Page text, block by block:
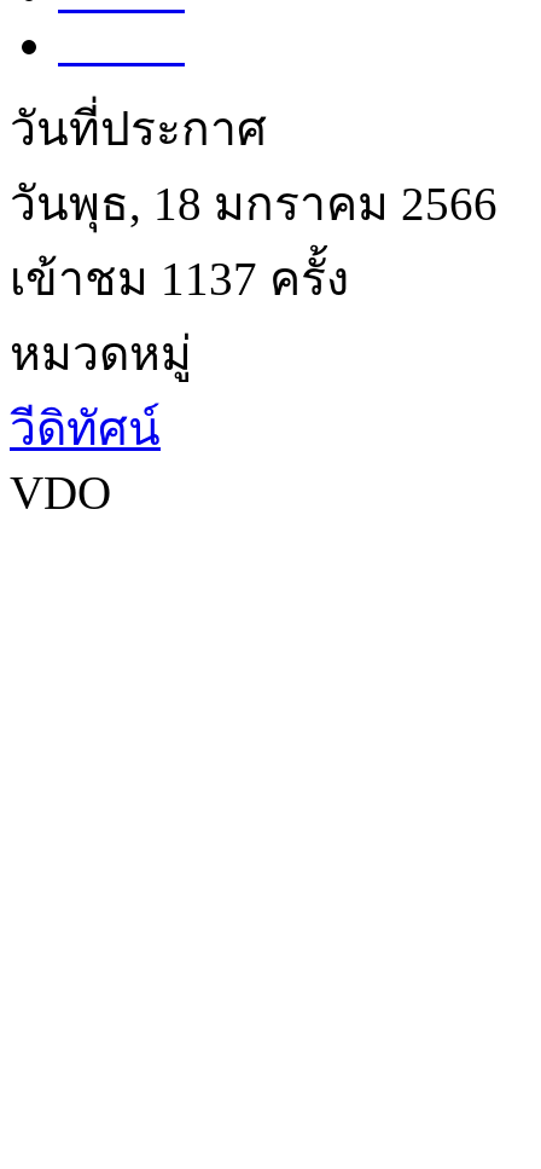
Share
Share
วันที่ประกาศ
วันพุธ, 18 มกราคม 2566
เข้าชม 1137 ครั้ง
หมวดหมู่
วีดิทัศน์